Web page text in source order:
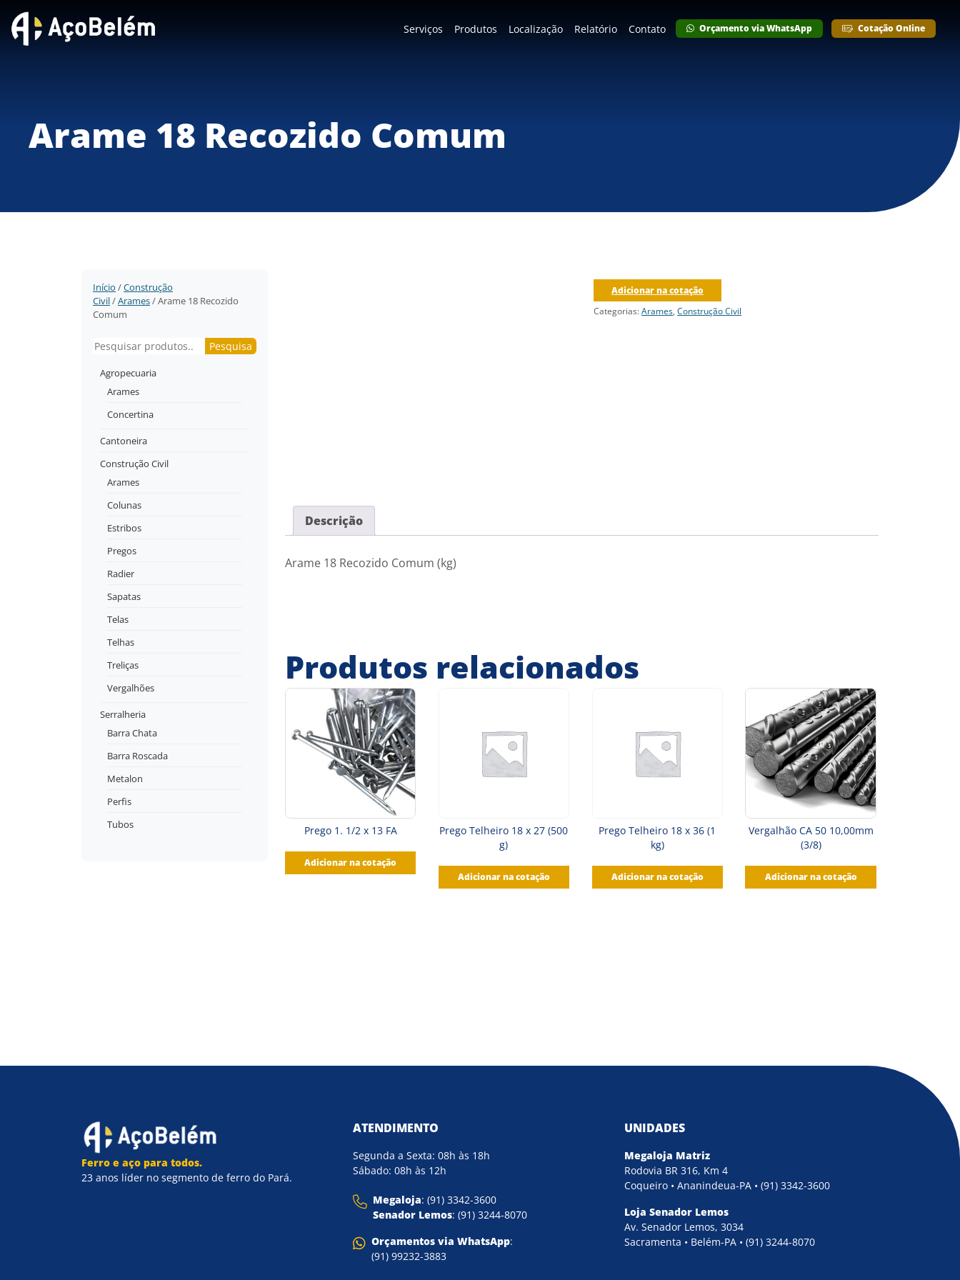
Serviços Produtos Localização Relatório Contato Orçamento via WhatsApp Cotação Online
Arame 18 Recozido Comum
Início /Construção
Civil/Arames/ Arame 18 Recozido
Comum
Pesquisar Pesquisa
Agropecuaria
Arames
Concertina
Cantoneira
Construção Civil
Arames
Colunas
Estribos
Pregos
Radier
Sapatas
Telas
Telhas
Treliças
Vergalhões
Serralheria
Barra Chata
Barra Roscada
Metalon
Perfis
Tubos
Adicionar na cotação
Categorias:Arames,Construção Civil
Descrição
Arame 18 Recozido Comum (kg)
Produtos relacionados
Prego 1. 1/2 x 13 FA
Adicionar na cotação
Prego Telheiro 18 x 27 (500
g)
Adicionar na cotação
Prego Telheiro 18 x 36 (1
kg)
Adicionar na cotação
Vergalhão CA 50 10,00mm
(3/8)
Adicionar na cotação
Ferro e aço para todos.
23 anos líder no segmento de ferro do Pará.
ATENDIMENTO
Segunda a Sexta: 08h às 18h
Sábado: 08h às 12h
Megaloja: (91) 3342-3600
Senador Lemos: (91) 3244-8070
Orçamentos via WhatsApp:
(91) 99232-3883
UNIDADES
Megaloja Matriz
Rodovia BR 316, Km 4
Coqueiro • Ananindeua-PA • (91) 3342-3600
Loja Senador Lemos
Av. Senador Lemos, 3034
Sacramenta • Belém-PA • (91) 3244-8070